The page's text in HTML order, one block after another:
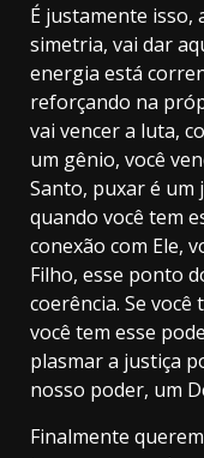
É justamente isso,
simetria, vai dar
energia está
reforçando na
vai vencer a luta,
um gênio, você
Santo, puxar é um
quando você tem
conexão com Ele,
Filho, esse ponto
coerência. Se
você tem esse
plasmar a justiça
nosso poder, um
Finalmente